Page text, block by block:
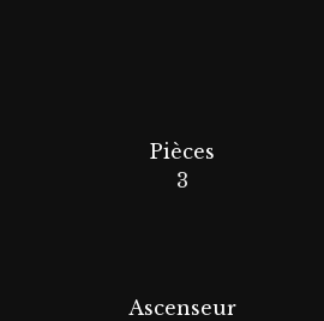
Pièces
3
Ascenseur